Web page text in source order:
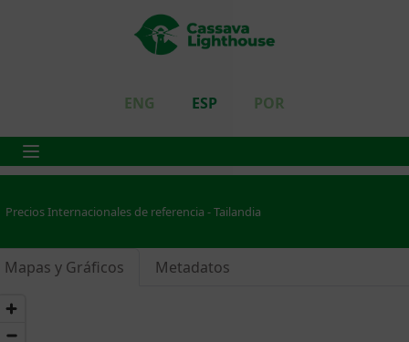
ENG ESP POR
Precios Internacionales de referencia - Tailandia
Mapas y Gráficos Metadatos